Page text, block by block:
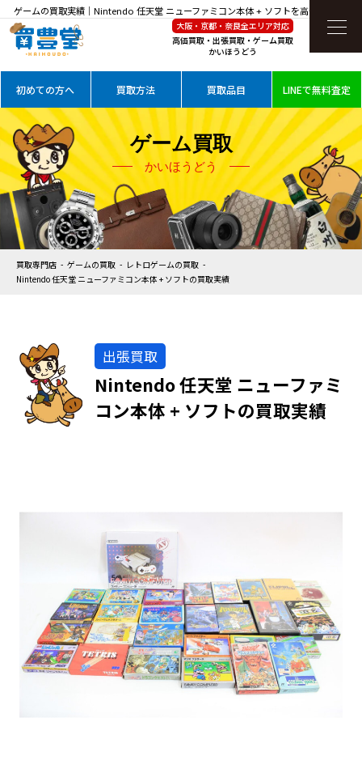
ゲームの買取実績｜Nintendo 任天堂 ニューファミコン本体 + ソフトを高価買取
大阪・京都・奈良全エリア対応
高価買取・出張買取・ゲーム買取
かいほうどう
初めての方へ 買取方法 買取品目 LINEで無料査定
ゲーム買取
かいほうどう
買取専門店 ゲームの買取
レトロゲームの買取
Nintendo 任天堂 ニューファミコン本体 + ソフトの買取実績
出張買取
Nintendo 任天堂 ニューファミ
コン本体 + ソフトの買取実績